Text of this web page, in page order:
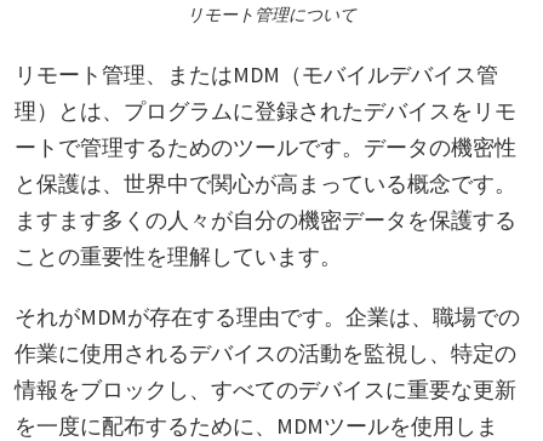
リモート管理について
リモート管理、またはMDM（モバイルデバイス管
理）とは、プログラムに登録されたデバイスをリモ
ートで管理するためのツールです。データの機密性
と保護は、世界中で関心が高まっている概念です。
ますます多くの人々が自分の機密データを保護する
ことの重要性を理解しています。
それがMDMが存在する理由です。企業は、職場での
作業に使用されるデバイスの活動を監視し、特定の
情報をブロックし、すべてのデバイスに重要な更新
を一度に配布するために、MDMツールを使用しま